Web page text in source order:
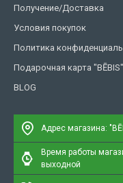
Получение/Доставка
Условия покупок
Политика
Подарочная карта "BĒBIS"
BLOG
Адрес магазина:
Время работы
выходной